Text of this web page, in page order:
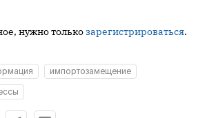
нужно толькозарегистрироваться.
импортозамещение